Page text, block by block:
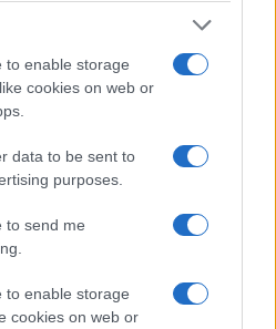
to enable storage
cookies on web or
data to be sent to
purposes.
to send me
to enable storage
cookies on web or
1.5k